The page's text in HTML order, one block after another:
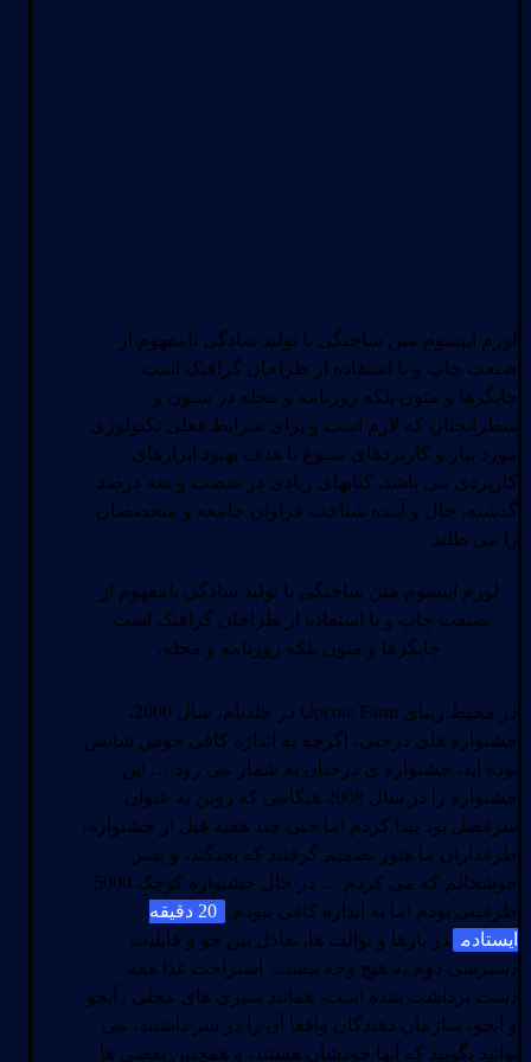
لورم ایپسوم متن ساختگی با تولید سادگی نامفهوم از
صنعت چاپ و با استفاده از طراحان گرافیک است.
چاپگرها و متون بلکه روزنامه و مجله در ستون و
سطرآنچنان که لازم است و برای شرایط فعلی تکنولوژی
مورد نیاز و کاربردهای متنوع با هدف بهبود ابزارهای
کاربردی می باشد. کتابهای زیادی در شصت و سه درصد
گذشته، حال و آینده شناخت فراوان جامعه و متخصصان
را می طلبد
لورم ایپسوم متن ساختگی با تولید سادگی نامفهوم از
صنعت چاپ و با استفاده از طراحان گرافیک است.
چاپگرها و متون بلکه روزنامه و مجله.
در محیط زیبای Upcote Farm در چلدنام، سال 2000،
جشنواره های درختی، اگرچه به اندازه کافی خوش شانس
بوده اید، جشنواره ی درختان به شمار می رود … این
جشنواره را در سال 2008 هنگامی که روبن به عنوان
سرفصل بود پیدا کردم اما حتی چند هفته قبل از جشنواره،
طرفداران ما هنوز تصمیم گرفتند که بجنگند، و پسر
خوشحالم که می کردم … در حال جشنواره کوچک 5000
ظرفیتی بودم اما به اندازه کافی نبودم
20 دقیقه
ایستادم در بارها و توالت ها. تعادل بین جو و قابلیت
دسترسی دوم به هیچ وجه نیست. استراحت غذا همه
دست برداشت شده است، همانند سیری های محلی / آبجو
و آبجو، سازمان دهندگان واقعا آن را در سر داشتند، می
توانید بگویید که آنها خودشان هستند، و همچنین بعضی ها